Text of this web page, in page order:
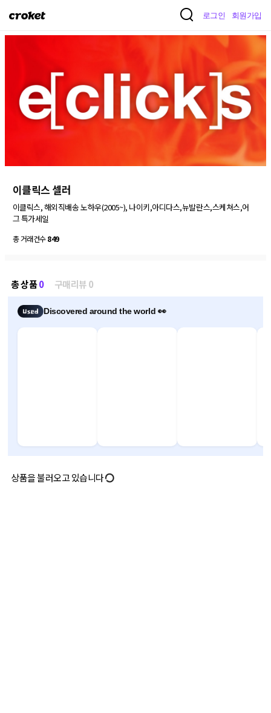
크
로그인 회원가입
이클릭스 셀러
이클릭스, 해외직배송 노하우(2005~), 나이키,아디다스,뉴발란스,스케쳐스,어
그 특가세일
총 거래건수849
총 상품0 구매리뷰 0
Discovered around the world 👀
상품을 불러오고 있습니다